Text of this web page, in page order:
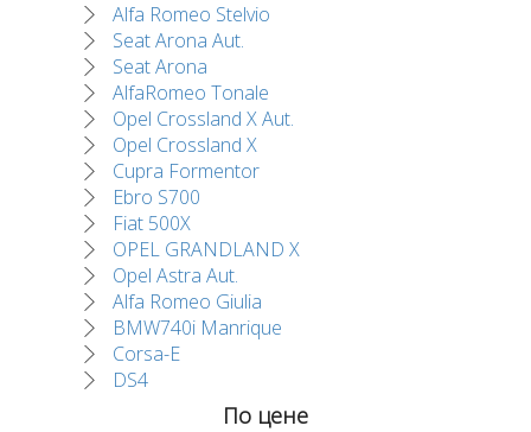
Alfa Romeo Stelvio
Seat Arona Aut.
Seat Arona
AlfaRomeo Tonale
Opel Crossland X Aut.
Opel Crossland X
Cupra Formentor
Ebro S700
Fiat 500X
OPEL GRANDLAND X
Opel Astra Aut.
Alfa Romeo Giulia
BMW740i Manrique
Corsa-E
DS4
По цене